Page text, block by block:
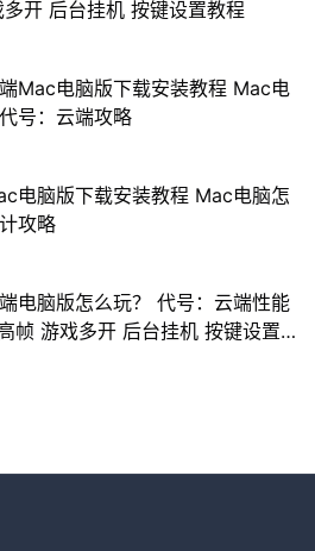
开 后台挂机 按键设置教程
Mac电脑版下载安装教程 Mac电
号：云端攻略
电脑版下载安装教程 Mac电脑怎
攻略
电脑版怎么玩？ 代号：云端性能
帧 游戏多开 后台挂机 按键设置